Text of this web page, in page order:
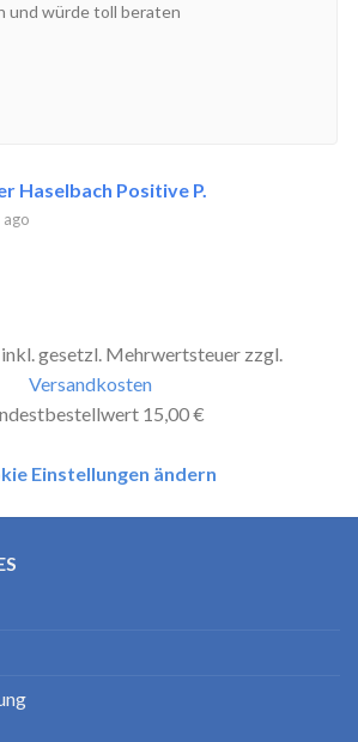
und würde toll beraten
Haselbach Positive P.
gesetzl. Mehrwertsteuer zzgl.
Versandkosten
15,00 €
Einstellungen ändern